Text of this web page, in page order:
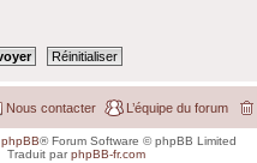
L’équipe du forum
Nous contacter
phpBB® Forum Software © phpBB Limited
Traduit parphpBB-fr.com